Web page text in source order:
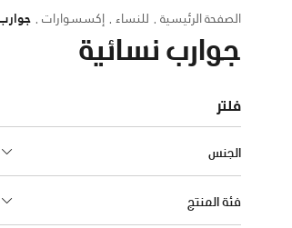
الصفحة الرئيسية للنساء إكسسوارات
جوارب نسائية
فلتر
الجنس
فئة المنتج